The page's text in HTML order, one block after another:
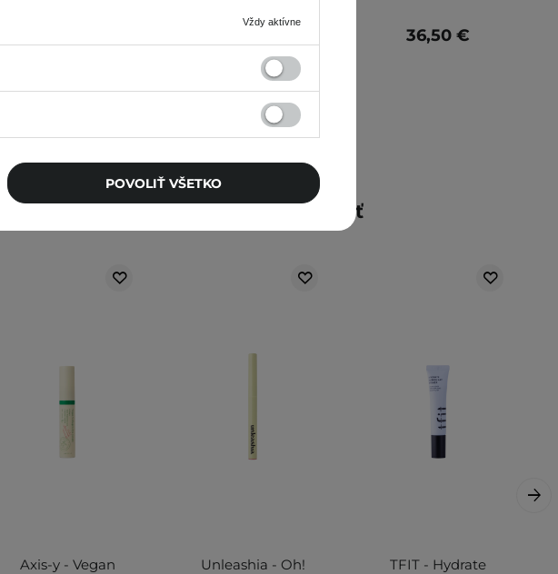
36,50 €
Mohlo by vás zaujímať
Axis-y - Vegan
Unleashia - Oh!
TFIT - Hydrate
Vždy aktívne
POVOLIŤ VŠETKO